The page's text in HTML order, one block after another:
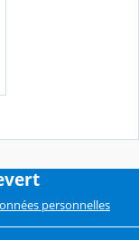
personnelles